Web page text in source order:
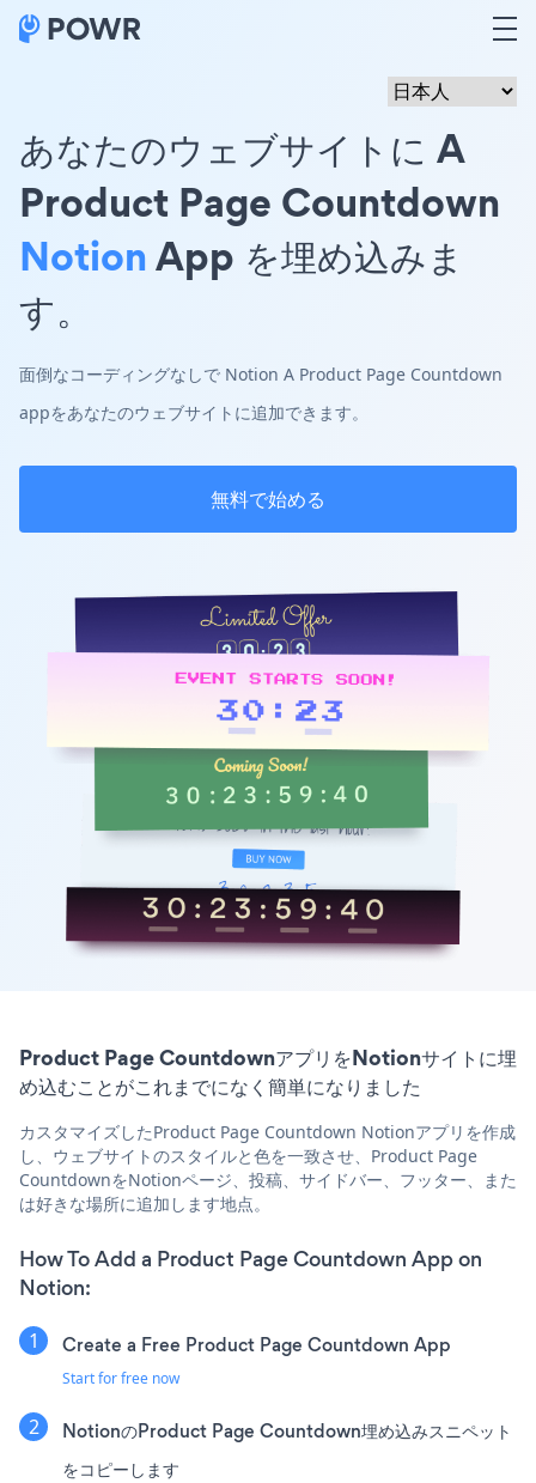
あなたのウェブサイトに A
Product Page Countdown
NotionApp を埋め込みま
す。
面倒なコーディングなしで Notion A Product Page Countdown
appをあなたのウェブサイトに追加できます。
無料で始める
Product Page CountdownアプリをNotionサイトに埋
め込むことがこれまでになく簡単になりました
カスタマイズしたProduct Page Countdown Notionアプリを作成
し、ウェブサイトのスタイルと色を一致させ、Product Page
CountdownをNotionページ、投稿、サイドバー、フッター、また
は好きな場所に追加します地点。
How To Add a Product Page Countdown App on
Notion:
Create a Free Product Page Countdown App
Start for free now
NotionのProduct Page Countdown埋め込みスニペット
をコピーします